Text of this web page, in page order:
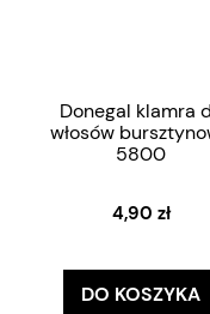
Donegal klamra
włosów
5800
4,90 zł
DO KOSZYKA